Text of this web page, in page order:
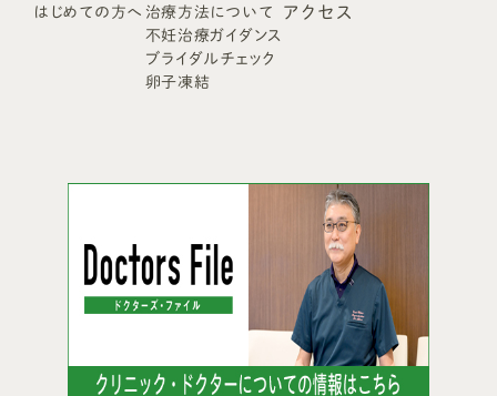
はじめての方へ 治療方法について
不妊治療ガイダンス
ブライダルチェック
卵子凍結
アクセス